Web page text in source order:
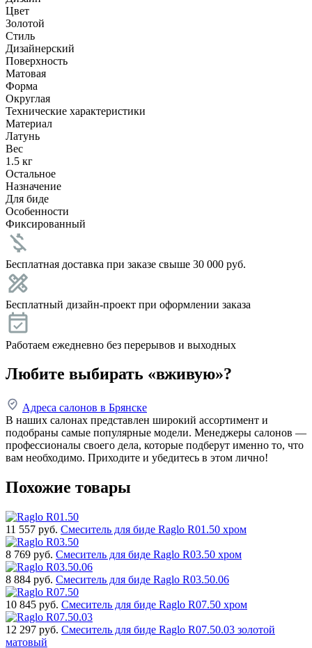
Цвет
Золотой
Стиль
Дизайнерский
Поверхность
Матовая
Форма
Округлая
Технические характеристики
Материал
Латунь
Вес
1.5 кг
Остальное
Назначение
Для биде
Особенности
Фиксированный
Бесплатная доставка при заказе свыше 30 000 руб.
Бесплатный дизайн-проект при оформлении заказа
Работаем ежедневно без перерывов и выходных
Любите выбирать «вживую»?
Адреса салонов в Брянске
В наших салонах представлен широкий ассортимент и
подобраны самые популярные модели. Менеджеры салонов —
профессионалы своего дела, которые подберут именно то, что
вам необходимо. Приходите и убедитесь в этом лично!
Похожие товары
11 557 руб. Смеситель для биде Raglo R01.50 хром
8 769 руб. Смеситель для биде Raglo R03.50 хром
8 884 руб. Смеситель для биде Raglo R03.50.06
10 845 руб. Смеситель для биде Raglo R07.50 хром
12 297 руб. Смеситель для биде Raglo R07.50.03 золотой
матовый